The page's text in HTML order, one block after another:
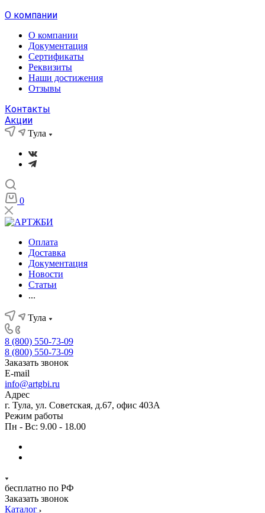
О компании
О компании
Документация
Сертификаты
Реквизиты
Наши достижения
Отзывы
Контакты
Акции
Тула
0
Оплата
Доставка
Документация
Новости
Статьи
...
Тула
8 (800) 550-73-09
8 (800) 550-73-09
Заказать звонок
E-mail
info@artgbi.ru
Адрес
г. Тула, ул. Советская, д.67, офис 403А
Режим работы
Пн - Вс: 9.00 - 18.00
бесплатно по РФ
Заказать звонок
Каталог